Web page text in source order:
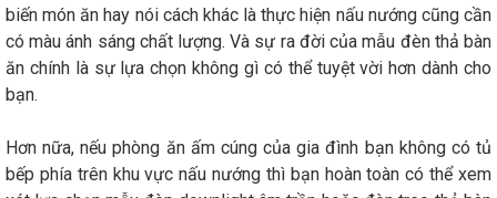
biến món ăn hay nói cách khác là thực hiện nấu nướng cũng cần
có màu ánh sáng chất lượng. Và sự ra đời của mẫu đèn thả bàn
ăn chính là sự lựa chọn không gì có thể tuyệt vời hơn dành cho
bạn.
Hơn nữa, nếu phòng ăn ấm cúng của gia đình bạn không có tủ
bếp phía trên khu vực nấu nướng thì bạn hoàn toàn có thể xem